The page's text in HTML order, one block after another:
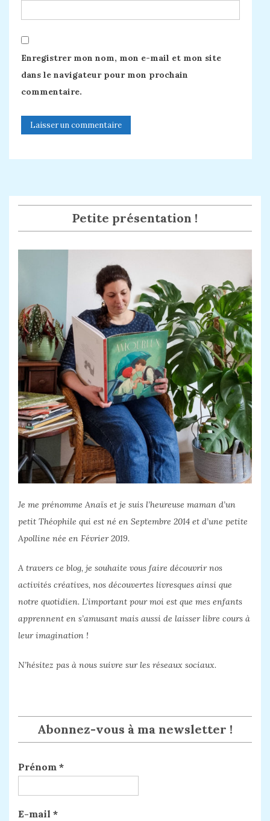
Enregistrer mon nom, mon e-mail et mon site
dans le navigateur pour mon prochain
commentaire.
Petite présentation !
Je me prénomme Anaïs et je suis l’heureuse maman d’un
petit Théophile qui est né en Septembre 2014 et d’une petite
Apolline née en Février 2019.
A travers ce blog, je souhaite vous faire découvrir nos
activités créatives, nos découvertes livresques ainsi que
notre quotidien. L’important pour moi est que mes enfants
apprennent en s’amusant mais aussi de laisser libre cours à
leur imagination !
N’hésitez pas à nous suivre sur les réseaux sociaux.
Abonnez-vous à ma newsletter !
Prénom *
E-mail *